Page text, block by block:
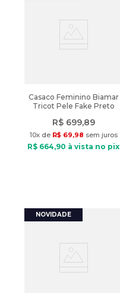
Casaco Feminino Biamar
Tricot Pele Fake Preto
R$ 699,89
10x de R$ 69,98 sem juros
R$ 664,90 à vista no pix